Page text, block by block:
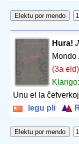
Hura!
(3a eld)
Klarigo:
Unu el la
legu pli